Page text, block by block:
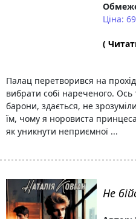
Ціна:
(
Палац перетворився на
вибрати собі нареченого.
барони, здається, не
їм, чому я норовиста
як уникнути неприємної ...
Не